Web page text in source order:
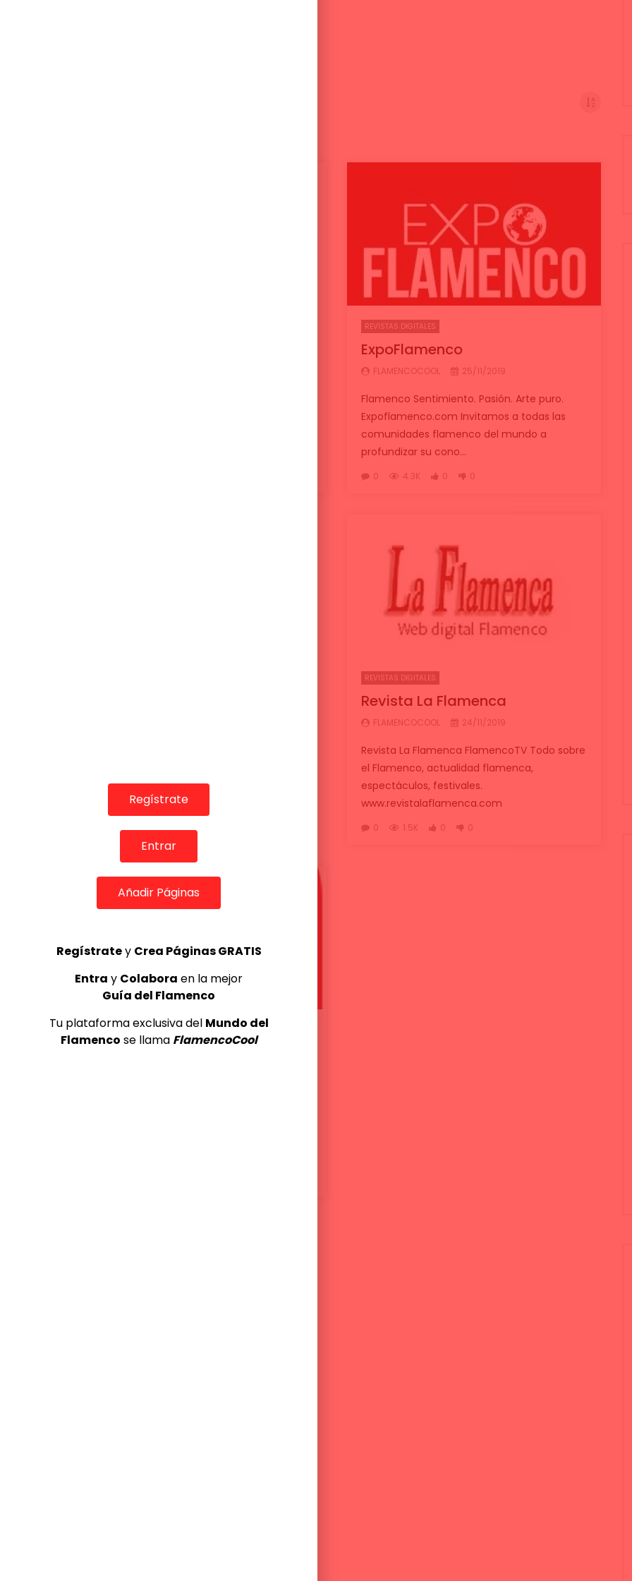
REVISTAS DIGITALES
ExpoFlamenco
FLAMENCOCOOL 25/11/2019
Flamenco Sentimiento. Pasión. Arte puro.
Expoflamenco.com Invitamos a todas las
comunidades flamenco del mundo a
profundizar su cono...
0 4.3K 0 0
REVISTAS DIGITALES
Revista La Flamenca
FLAMENCOCOOL 24/11/2019
Revista La Flamenca FlamencoTV Todo sobre
el Flamenco, actualidad flamenca,
espectáculos, festivales.
www.revistalaflamenca.com
0 1.5K 0 0
REVISTAS DIGITALES
Regístrate
Entrar
Añadir Páginas
Regístratey Crea Páginas GRATIS
Entra y Colabora en la mejor
Guía del Flamenco
Tu plataforma exclusiva del Mundo del
Flamenco se llama FlamencoCool